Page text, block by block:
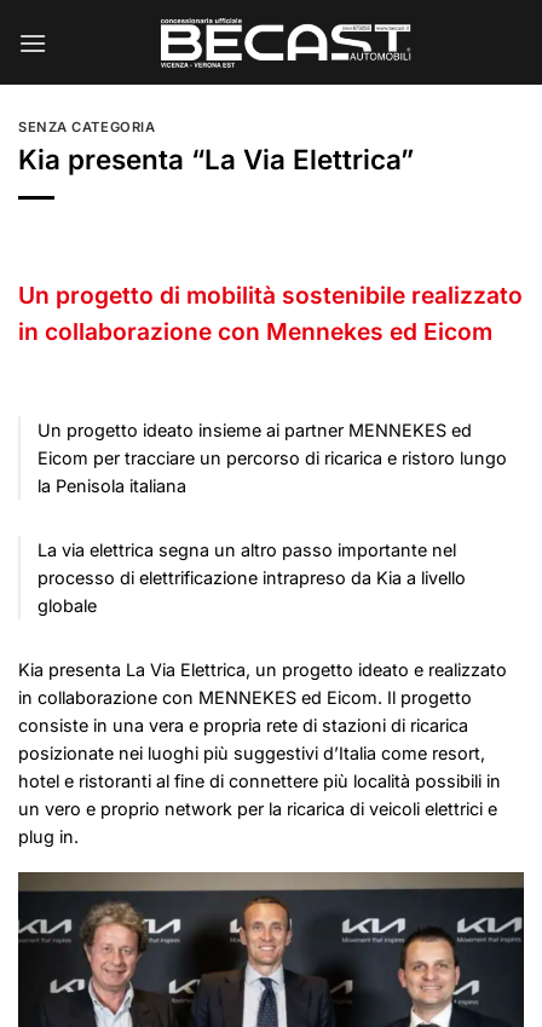
SENZA CATEGORIA
Kia presenta “La Via Elettrica”
Un progetto di mobilità sostenibile realizzato
in collaborazione con Mennekes ed Eicom
Un progetto ideato insieme ai partner MENNEKES ed
Eicom per tracciare un percorso di ricarica e ristoro lungo
la Penisola italiana
La via elettrica segna un altro passo importante nel
processo di elettrificazione intrapreso da Kia a livello
globale
Kia presenta La Via Elettrica, un progetto ideato e realizzato
in collaborazione con MENNEKES ed Eicom. Il progetto
consiste in una vera e propria rete di stazioni di ricarica
posizionate nei luoghi più suggestivi d’Italia come resort,
hotel e ristoranti al fine di connettere più località possibili in
un vero e proprio network per la ricarica di veicoli elettrici e
plug in.